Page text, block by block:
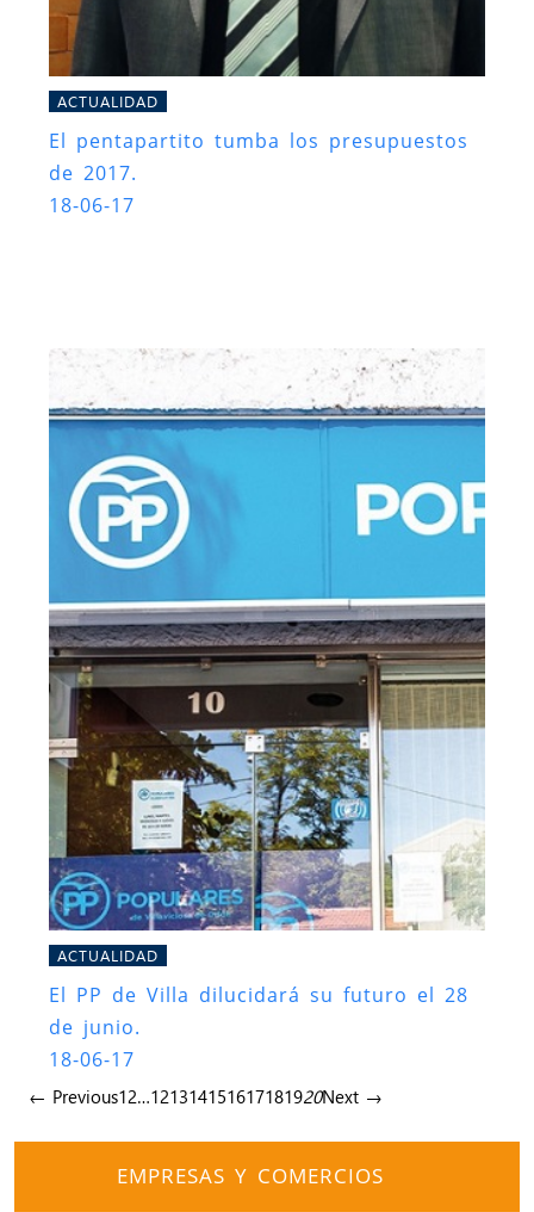
ACTUALIDAD
El pentapartito tumba los presupuestos
de 2017.
18-06-17
ACTUALIDAD
El PP de Villa dilucidará su futuro el 28
de junio.
18-06-17
← Previous12…121314151617181920Next →
EMPRESAS Y COMERCIOS